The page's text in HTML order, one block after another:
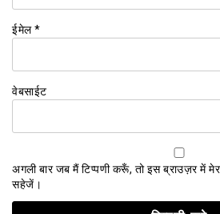
ईमेल*
वेबसाईट
अगली बार जब मैं टिप्पणी करूँ, तो इस ब्राउज़र में
सहेजें।